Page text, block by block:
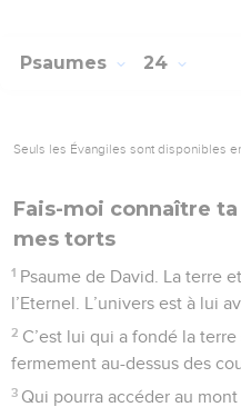
Psaumes 24
Seuls les Évangiles sont disponibles
Fais-moi connaître
mes torts
1 Psaume de David. La terre
l’Eternel. L’univers est à lui
2 C’est lui qui a fondé la
fermement au-dessus des
3 Qui pourra accéder au